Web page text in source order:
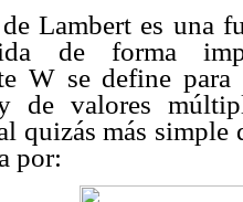
Lambert es una
de forma
W se define
de valores
quizás más
por: